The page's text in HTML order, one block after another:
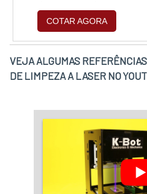
produção e a altíssima
gravação de carimbos,
muito procurado por
personalizados
produtoO período
COTAR AGORA
VEJA ALGUMAS
DE LIMPEZA A LASER NO